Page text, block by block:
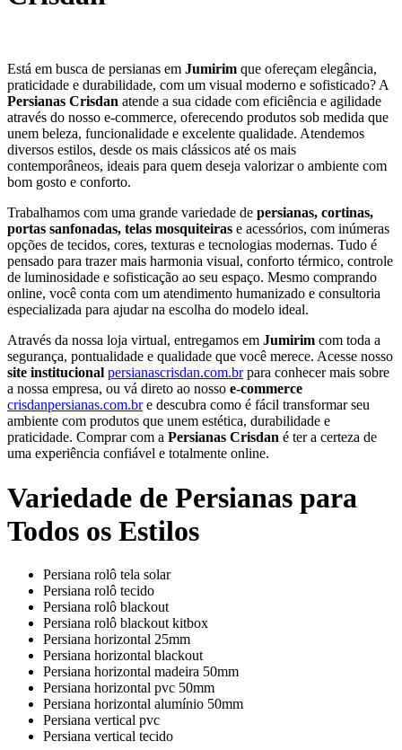
Está em busca de persianas em Jumirim que ofereçam elegância,
praticidade e durabilidade, com um visual moderno e sofisticado? A
Persianas Crisdan atende a sua cidade com eficiência e agilidade
através do nosso e-commerce, oferecendo produtos sob medida que
unem beleza, funcionalidade e excelente qualidade. Atendemos
diversos estilos, desde os mais clássicos até os mais
contemporâneos, ideais para quem deseja valorizar o ambiente com
bom gosto e conforto.
Trabalhamos com uma grande variedade de persianas, cortinas,
portas sanfonadas, telas mosquiteiras e acessórios, com inúmeras
opções de tecidos, cores, texturas e tecnologias modernas. Tudo é
pensado para trazer mais harmonia visual, conforto térmico, controle
de luminosidade e sofisticação ao seu espaço. Mesmo comprando
online, você conta com um atendimento humanizado e consultoria
especializada para ajudar na escolha do modelo ideal.
Através da nossa loja virtual, entregamos em Jumirim com toda a
segurança, pontualidade e qualidade que você merece. Acesse nosso
site institucional persianascrisdan.com.brpara conhecer mais sobre
a nossa empresa, ou vá direto ao nosso e-commerce
crisdanpersianas.com.bre descubra como é fácil transformar seu
ambiente com produtos que unem estética, durabilidade e
praticidade. Comprar com a Persianas Crisdan é ter a certeza de
uma experiência confiável e totalmente online.
Variedade de Persianas para
Todos os Estilos
Persiana rolô tela solar
Persiana rolô tecido
Persiana rolô blackout
Persiana rolô blackout kitbox
Persiana horizontal 25mm
Persiana horizontal blackout
Persiana horizontal madeira 50mm
Persiana horizontal pvc 50mm
Persiana horizontal alumínio 50mm
Persiana vertical pvc
Persiana vertical tecido